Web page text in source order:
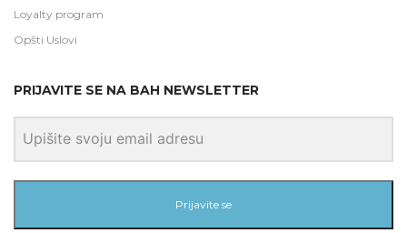
Loyalty program
Opšti Uslovi
PRIJAVITE SE NA BAH NEWSLETTER
Prijavite se